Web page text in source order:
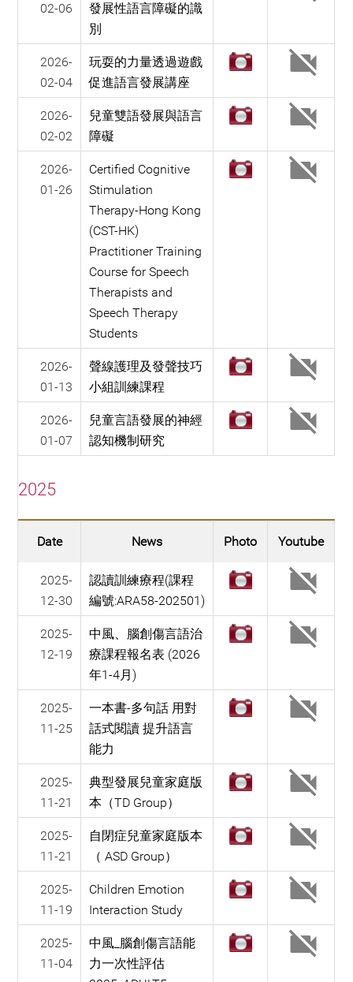
02-06
發展性語言障礙的識
別
2026-
02-04
玩耍的力量透過遊戲
促進語言發展講座
2026-
02-02
兒童雙語發展與語言
障礙
2026-
01-26
Certified Cognitive
Stimulation
Therapy-Hong Kong
(CST-HK)
Practitioner Training
Course for Speech
Therapists and
Speech Therapy
Students
2026-
01-13
聲線護理及發聲技巧
小組訓練課程
2026-
01-07
兒童言語發展的神經
認知機制研究
2025
Date News Photo Youtube
2025-
12-30
認讀訓練療程(課程
編號:ARA58-202501)
2025-
12-19
中風、腦創傷言語治
療課程報名表 (2026
年1-4月)
2025-
11-25
一本書-多句話 用對
話式閱讀 提升語言
能力
2025-
11-21
典型發展兒童家庭版
本（TD Group）
2025-
11-21
自閉症兒童家庭版本
（ ASD Group）
2025-
11-19
Children Emotion
Interaction Study
2025-
11-04
中風_腦創傷言語能
力一次性評估